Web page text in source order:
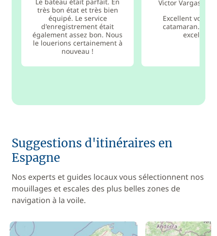
très bon état et très bien
équipé. Le service
d'enregistrement était
également assez bon. Nous
le louerions certainement à
nouveau !
Victor Vargas
Excellent
catamaran.
excellent
Suggestions d'itinéraires en
Espagne
Nos experts et guides locaux vous sélectionnent nos
mouillages et escales des plus belles zones de
navigation à la voile.